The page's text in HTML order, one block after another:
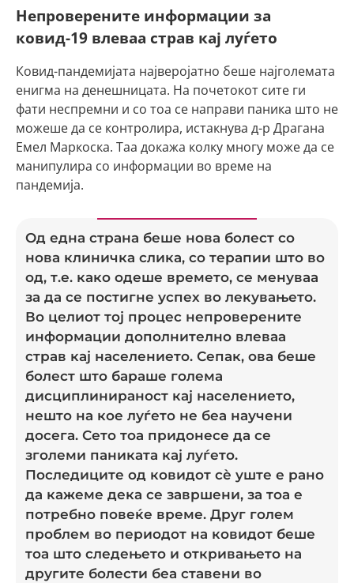
Непроверените информации за
ковид-19 влеваа страв кај луѓето
Ковид-пандемијата најверојатно беше најголемата
енигма на денешницата. На почетокот сите ги
фати неспремни и со тоа се направи паника што не
можеше да се контролира, истакнува д-р Драгана
Емел Маркоска. Таа докажа колку многу може да се
манипулира со информации во време на
пандемија.
Од една страна беше нова болест со
нова клиничка слика, со терапии што во
од, т.е. како одеше времето, се менуваа
за да се постигне успех во лекувањето.
Во целиот тој процес непроверените
информации дополнително влеваа
страв кај населението. Сепак, ова беше
болест што бараше голема
дисциплинираност кај населението,
нешто на кое луѓето не беа научени
досега. Сето тоа придонесе да се
зголеми паниката кај луѓето.
Последиците од ковидот сè уште е рано
да кажеме дека се завршени, за тоа е
потребно повеќе време. Друг голем
проблем во периодот на ковидот беше
тоа што следењето и откривањето на
другите болести беа ставени во